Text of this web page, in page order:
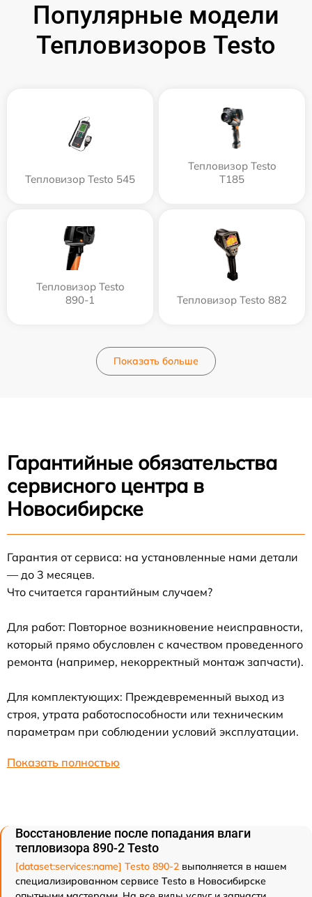
Популярные модели
Тепловизоров Testo
Тепловизор Testo 545
Тепловизор Testo
T185
Тепловизор Testo
890-1
Тепловизор Testo 882
Показать больше
Гарантийные обязательства
сервисного центра в
Новосибирске
Гарантия от сервиса: на установленные нами детали
— до 3 месяцев.
Что считается гарантийным случаем?
Для работ: Повторное возникновение неисправности,
который прямо обусловлен с качеством проведенного
ремонта (например, некорректный монтаж запчасти).
Для комплектующих: Преждевременный выход из
строя, утрата работоспособности или техническим
параметрам при соблюдении условий эксплуатации.
Показать полностью
Восстановление после попадания влаги
тепловизора 890-2 Testo
[dataset:services:name] Testo 890-2 выполняется в нашем
специализированном сервисе Testo в Новосибирске